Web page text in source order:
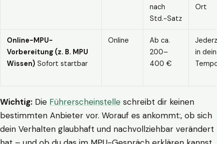
nach
Std.-Satz
Ort
Online-MPU-
Vorbereitung (z. B. MPU
Wissen) Sofort startbar
Online
Ab ca.
200–
400 €
in
Wichtig: Die Führerscheinstelle schreibt dir keinen
bestimmten Anbieter vor. Worauf es ankommt:, ob sich
dein Verhalten glaubhaft und nachvollziehbar verändert